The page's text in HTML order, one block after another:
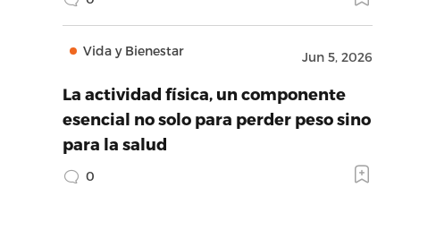
Vida y Bienestar Jun 5, 2026
La actividad física, un componente
esencial no solo para perder peso sino
para la salud
0